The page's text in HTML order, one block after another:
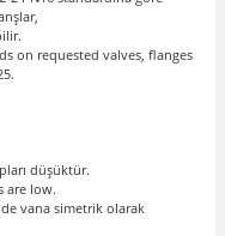
on requested valves, flanges
düşüktür.
are low.
vana simetrik olarak